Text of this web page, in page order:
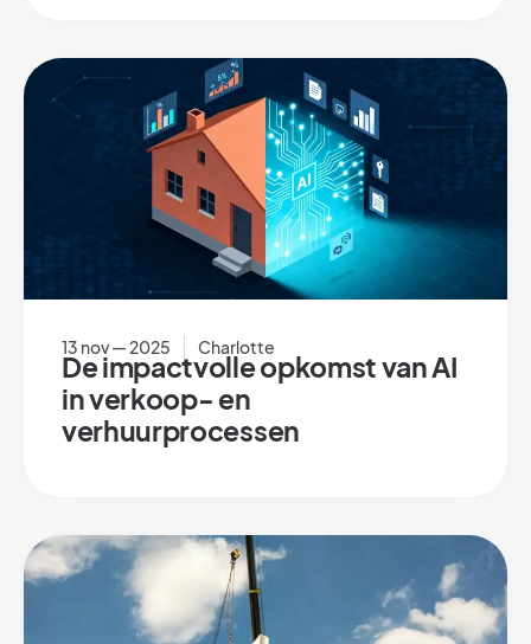
13 nov — 2025 Charlotte
De impactvolle opkomst van AI
in verkoop- en
verhuurprocessen